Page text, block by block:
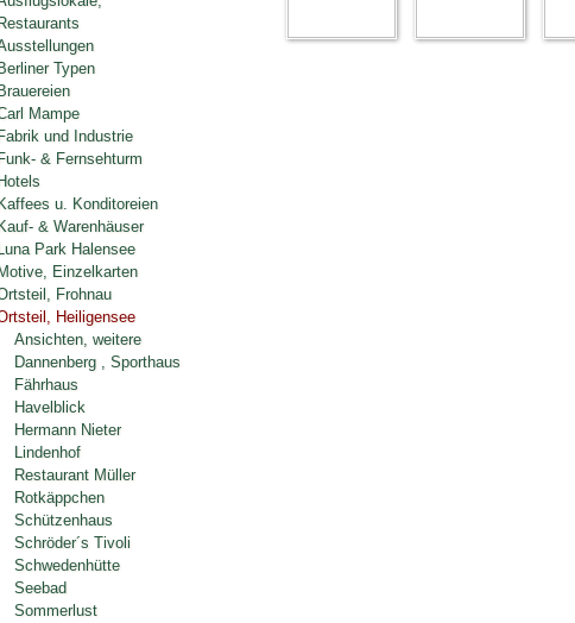
Restaurants
Berliner Typen
Brauereien
Mampe
Fabrik und Industrie
Funk- & Fernsehturm
Hotels
Kaffees u. Konditoreien
Kauf- & Warenhäuser
Luna Park Halensee
Motive, Einzelkarten
Frohnau
Heiligensee
Ansichten, weitere
Dannenberg , Sporthaus
Fährhaus
Havelblick
Hermann Nieter
Lindenhof
Restaurant Müller
Rotkäppchen
Schützenhaus
Schröder´s Tivoli
Schwedenhütte
Seebad
Sommerlust